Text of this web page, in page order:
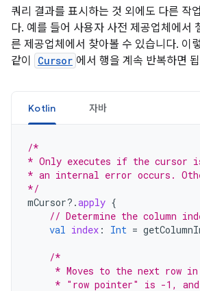
쿼리 결과를 표시하는 것 외에도 다른 작
다. 예를 들어 사용자 사전 제공업체에서
른 제공업체에서 찾아볼 수 있습니다. 이
같이
Cursor 에서 행을 계속 반복하면
Kotlin 자바
/*
* Only executes if the cursor
* an internal error occurs.
*/
mCursor?.apply {
// Determine the column
val index : Int =
/*
* Moves to the next row
* "row pointer" is -1,